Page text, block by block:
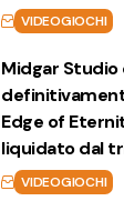
VIDEOGIOCHI
Midgar Studio
Edge of
liquidato dal
VIDEOGIOCHI